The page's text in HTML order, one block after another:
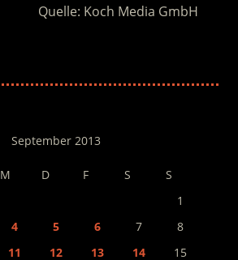
Quelle: Koch Media GmbH
September 2013
M D F S
S
1
4 5 6 7
8
11 12 13 14
15